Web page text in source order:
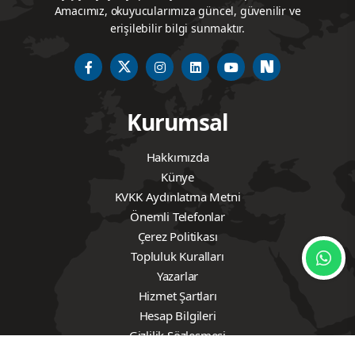
anlayışıyla yayın yapan dijital bir haber platformudur.
Amacımız, okuyucularımıza güncel, güvenilir ve
erişilebilir bilgi sunmaktır.
Kurumsal
Hakkımızda
Künye